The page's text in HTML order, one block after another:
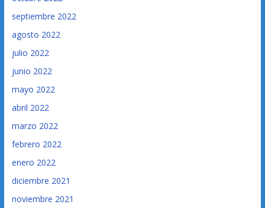
septiembre 2022
agosto 2022
julio 2022
junio 2022
mayo 2022
abril 2022
marzo 2022
febrero 2022
enero 2022
diciembre 2021
noviembre 2021